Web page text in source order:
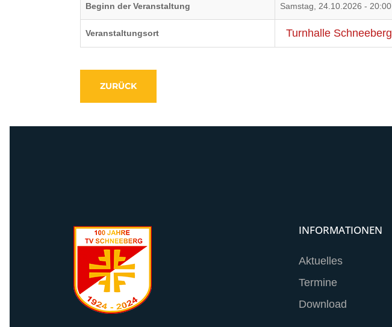
Beginn der Veranstaltung Samstag, 24.10.2026 - 20:00
Veranstaltungsort Turnhalle Schneeberg
ZURÜCK
INFORMATIONEN
Aktuelles
Termine
Download